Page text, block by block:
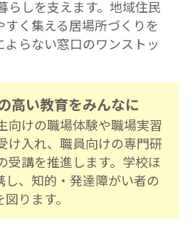
らしを支えます。地域住民
く集える居場所づくりを
らない窓口のワンストッ
高い教育をみんなに
向けの職場体験や職場実習
け入れ、職員向けの専門研
受講を推進します。学校ほ
し、知的・発達障がい者の
ります。